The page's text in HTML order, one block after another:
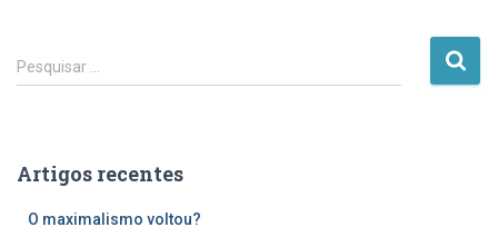
P
e
i
Pesquisar …
Artigos recentes
O maximalismo voltou?